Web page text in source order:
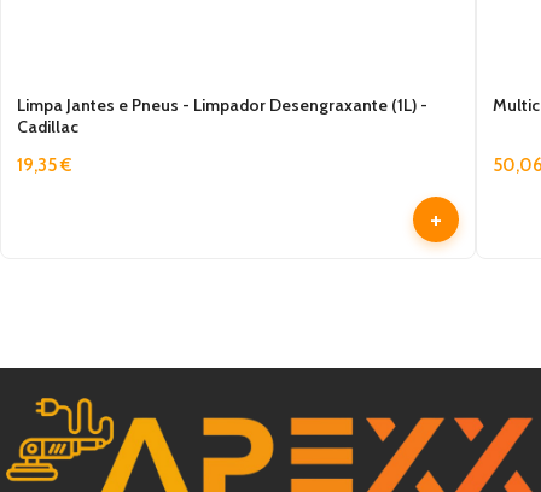
Limpa Jantes e Pneus - Limpador Desengraxante (1L) -
Cadillac
19,35€
+